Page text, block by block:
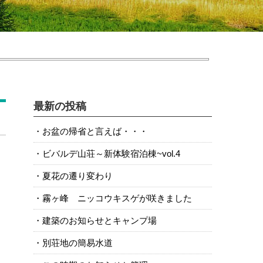
最新の投稿
お盆の帰省と言えば・・・
ビバルデ山荘～新体験宿泊棟~vol.4
夏花の遷り変わり
霧ヶ峰 ニッコウキスゲが咲きました
建築のお知らせとキャンプ場
別荘地の簡易水道